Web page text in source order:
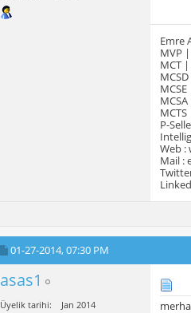
Emre
MVP
MCT |
P-
Web :
Mail :
01-27-2014,07:30 PM
asas1
Üyelik tarihi
Jan 2014